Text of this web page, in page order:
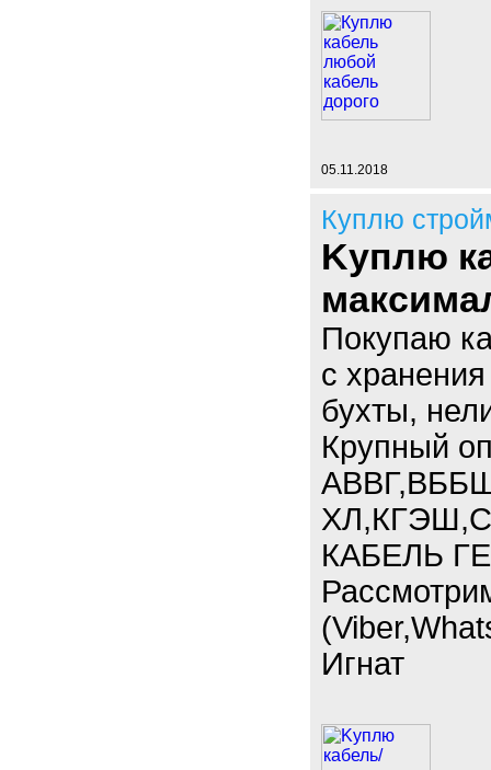
05.11.2018
Куплю
Kуплю
Покупаю
с
бухты,
Крупный
КАБЕЛЬ
Игнат